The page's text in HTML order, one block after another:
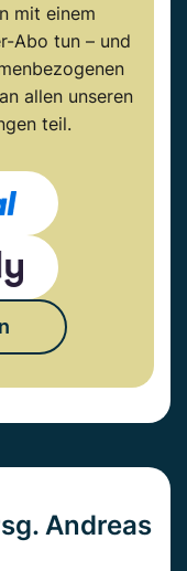
mit einem
Abo tun – und
allen unseren
teil.
Andreas